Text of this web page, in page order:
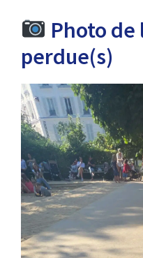
Photo de
perdue(s)